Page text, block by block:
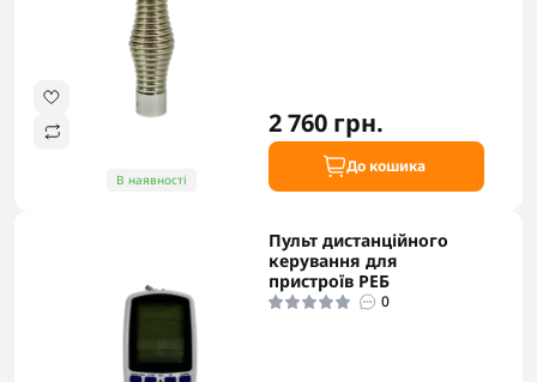
В наявності
2 760 грн.
До кошика
Пульт дистанційного
керування для
пристроїв РЕБ
0